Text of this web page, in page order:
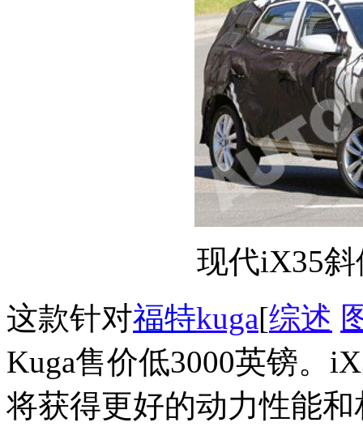
现代iX35斜
这款针对福特kuga[综述
Kuga售价低3000英镑。
将获得更好的动力性能